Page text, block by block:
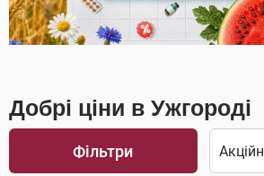
Добрі ціни в Ужгороді
Фільтри